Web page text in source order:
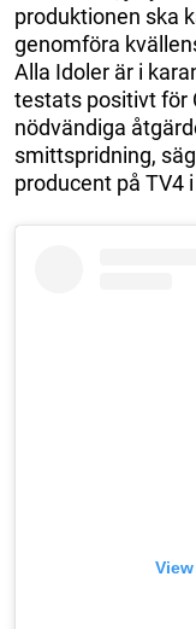
produktionen ska
genomföra
Alla Idoler är i
testats positivt för
nödvändiga
smittspridning,
producent på TV4